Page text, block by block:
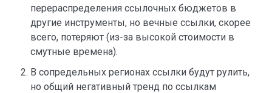
перераспределения ссылочных бюджетов в
другие инструменты, но вечные ссылки, скорее
всего, потеряют (из-за высокой стоимости в
смутные времена).
В сопредельных регионах ссылки будут рулить,
но общий негативный тренд по ссылкам